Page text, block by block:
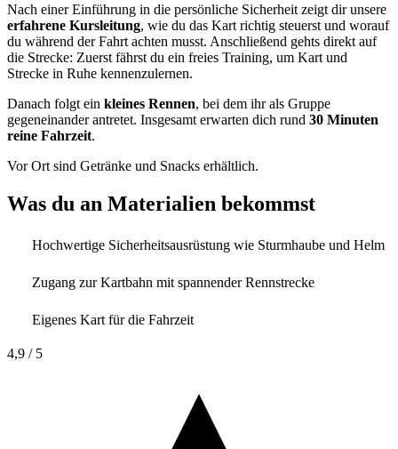
Nach einer Einführung in die persönliche Sicherheit zeigt dir unsere
erfahrene Kursleitung, wie du das Kart richtig steuerst und worauf
du während der Fahrt achten musst. Anschließend gehts direkt auf
die Strecke: Zuerst fährst du ein freies Training, um Kart und
Strecke in Ruhe kennenzulernen.
Danach folgt ein kleines Rennen, bei dem ihr als Gruppe
gegeneinander antretet. Insgesamt erwarten dich rund 30 Minuten
reine Fahrzeit.
Vor Ort sind Getränke und Snacks erhältlich.
Was du an Materialien bekommst
Hochwertige Sicherheitsausrüstung wie Sturmhaube und Helm
Zugang zur Kartbahn mit spannender Rennstrecke
Eigenes Kart für die Fahrzeit
4,9 / 5